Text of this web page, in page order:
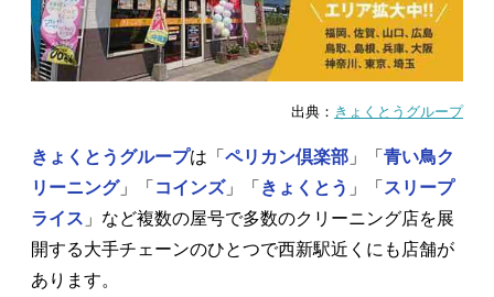
出典： きょくとうグループ
きょくとうグループは「 ペリカン倶楽部 」「 青い鳥ク
リーニング」「 コインズ」「 きょくとう 」「 スリープ
ライス 」など複数の屋号で多数のクリーニング店を展
開する大手チェーンのひとつで西新駅近くにも店舗が
あります。